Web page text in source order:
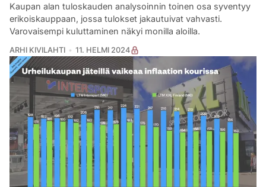
Kaupan alan tuloskauden analysoinnin toinen osa syventyy
erikoiskauppaan, jossa tulokset jakautuivat vahvasti.
Varovaisempi kuluttaminen näkyi monilla aloilla.
ARHI KIVILAHTI 11. HELMI 2024